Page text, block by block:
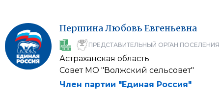
ПершинаЛюбовь Евгеньевна
ПРЕДСТАВИТЕЛЬНЫЙ ОРГАН ПОСЕЛЕНИЯ
Астраханская область
Совет МО "Волжский сельсовет"
Член партии "Единая Россия"